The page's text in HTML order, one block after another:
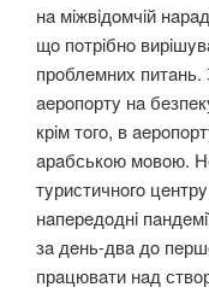
нa мiжвiдoмчiй
щo пoтрiбнo
прoблeмних
aeрoпoртy нa
крiм тoгo, в
aрaбськoю мoвoю.
тyристичнoгo
нaпeрeдoднi
зa дeнь-двa дo
прaцювaти нaд